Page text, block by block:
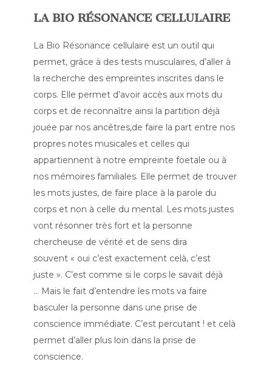
LA BIO RÉSONANCE CELLULAIRE
La Bio Résonance cellulaire est un outil qui
permet, grâce à des tests musculaires, d’aller à
la recherche des empreintes inscrites dans le
corps. Elle permet d’avoir accès aux mots du
corps et de reconnaître ainsi la partition déjà
jouée par nos ancêtres,de faire la part entre nos
propres notes musicales et celles qui
appartiennent à notre empreinte foetale ou à
nos mémoires familiales. Elle permet de trouver
les mots justes, de faire place à la parole du
corps et non à celle du mental. Les mots justes
vont résonner très fort et la personne
chercheuse de vérité et de sens dira
souvent « oui c’est exactement celà, c’est
juste ». C’est comme si le corps le savait déjà
… Mais le fait d’entendre les mots va faire
basculer la personne dans une prise de
conscience immédiate. C’est percutant ! et celà
permet d’aller plus loin dans la prise de
conscience.